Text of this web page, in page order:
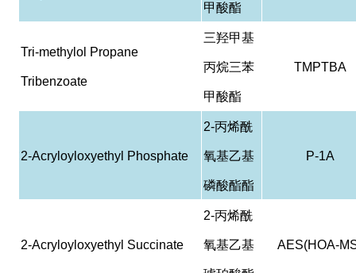
甲酸酯
Tri-methylol Propane
Tribenzoate
三羟甲基
丙烷三苯
甲酸酯
TMPTBA
2-Acryloyloxyethyl Phosphate
2-丙烯酰
氧基乙基
磷酸酯酯
P-1A
2-Acryloyloxyethyl Succinate
2-丙烯酰
氧基乙基 AES(HOA-